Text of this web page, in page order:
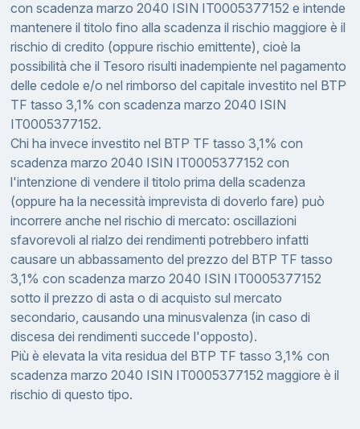
con scadenza marzo 2040 ISIN IT0005377152 e intende
mantenere il titolo fino alla scadenza il rischio maggiore è il
rischio di credito (oppure rischio emittente), cioè la
possibilità che il Tesoro risulti inadempiente nel pagamento
delle cedole e/o nel rimborso del capitale investito nel BTP
TF tasso 3,1% con scadenza marzo 2040 ISIN
IT0005377152.
Chi ha invece investito nel BTP TF tasso 3,1% con
scadenza marzo 2040 ISIN IT0005377152 con
l'intenzione di vendere il titolo prima della scadenza
(oppure ha la necessità imprevista di doverlo fare) può
incorrere anche nel rischio di mercato: oscillazioni
sfavorevoli al rialzo dei rendimenti potrebbero infatti
causare un abbassamento del prezzo del BTP TF tasso
3,1% con scadenza marzo 2040 ISIN IT0005377152
sotto il prezzo di asta o di acquisto sul mercato
secondario, causando una minusvalenza (in caso di
discesa dei rendimenti succede l'opposto).
Più è elevata la vita residua del BTP TF tasso 3,1% con
scadenza marzo 2040 ISIN IT0005377152 maggiore è il
rischio di questo tipo.